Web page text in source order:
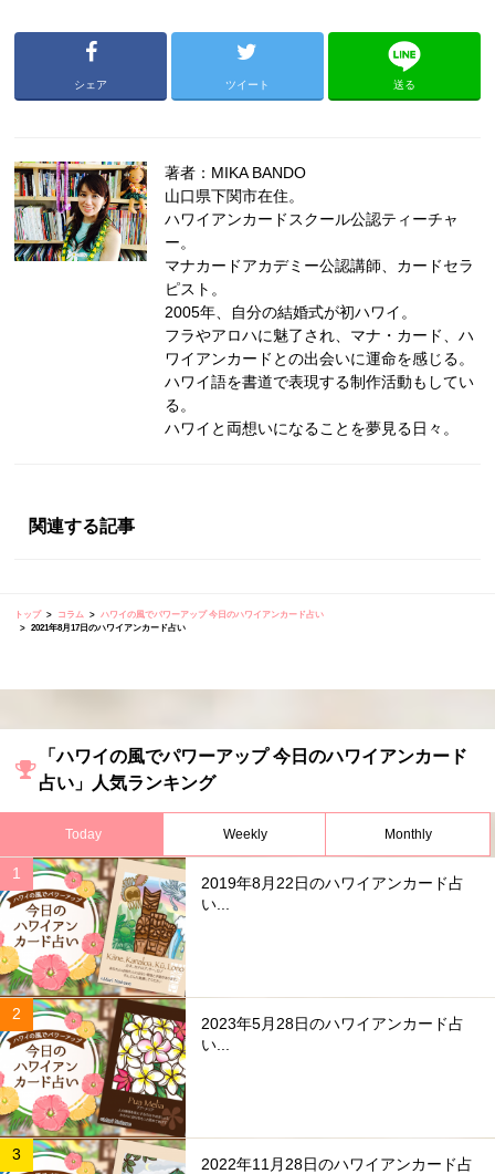
シェア ツイート 送る
著者：MIKA BANDO
山口県下関市在住。
ハワイアンカードスクール公認ティーチャ
ー。
マナカードアカデミー公認講師、カードセラ
ピスト。
2005年、自分の結婚式が初ハワイ。
フラやアロハに魅了され、マナ・カード、ハ
ワイアンカードとの出会いに運命を感じる。
ハワイ語を書道で表現する制作活動もしてい
る。
ハワイと両想いになることを夢見る日々。
関連する記事
トップ コラム
ハワイの風でパワーアップ 今日のハワイアンカード占い
2021年8月17日のハワイアンカード占い
「ハワイの風でパワーアップ 今日のハワイアンカード
占い」人気ランキング
Today Weekly Monthly
2019年8月22日のハワイアンカード占
い...
2023年5月28日のハワイアンカード占
い...
2022年11月28日のハワイアンカード占